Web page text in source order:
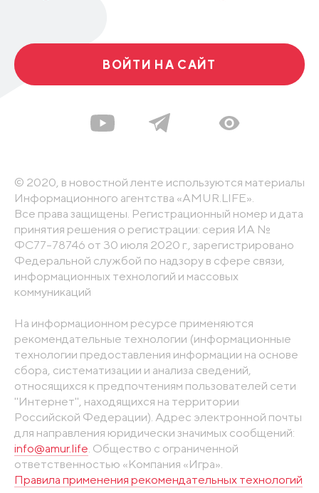
ВОЙТИ НА САЙТ
© 2020, в новостной ленте используются материалы
Информационного агентства «AMUR.LIFE».
Все права защищены. Регистрационный номер и дата
принятия решения о регистрации: серия ИА №
ФС77-78746 от 30 июля 2020 г., зарегистрировано
Федеральной службой по надзору в сфере связи,
информационных технологий и массовых
коммуникаций
На информационном ресурсе применяются
рекомендательные технологии (информационные
технологии предоставления информации на основе
сбора, систематизации и анализа сведений,
относящихся к предпочтениям пользователей сети
"Интернет", находящихся на территории
Российской Федерации). Адрес электронной почты
для направления юридически значимых сообщений:
info@amur.life . Общество с ограниченной
ответственностью «Компания «Игра».
Правила применения рекомендательных технологий